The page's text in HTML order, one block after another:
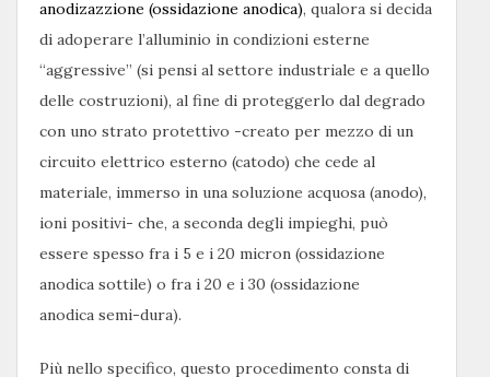
anodizazzione (ossidazione anodica), qualora si decida
di adoperare l’alluminio in condizioni esterne
“aggressive” (si pensi al settore industriale e a quello
delle costruzioni), al fine di proteggerlo dal degrado
con uno strato protettivo -creato per mezzo di un
circuito elettrico esterno (catodo) che cede al
materiale, immerso in una soluzione acquosa (anodo),
ioni positivi- che, a seconda degli impieghi, può
essere spesso fra i 5 e i 20 micron (ossidazione
anodica sottile) o fra i 20 e i 30 (ossidazione
anodica semi-dura).
Più nello specifico, questo procedimento consta di